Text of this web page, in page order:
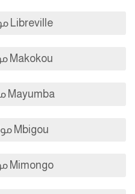
Libreville مواعيد الصلاة
Makokou مواعيد الصلاة
Mayumba مواعيد الصلاة
Mbigou مواعيد الصلاة
Mimongo مواعيد الصلاة